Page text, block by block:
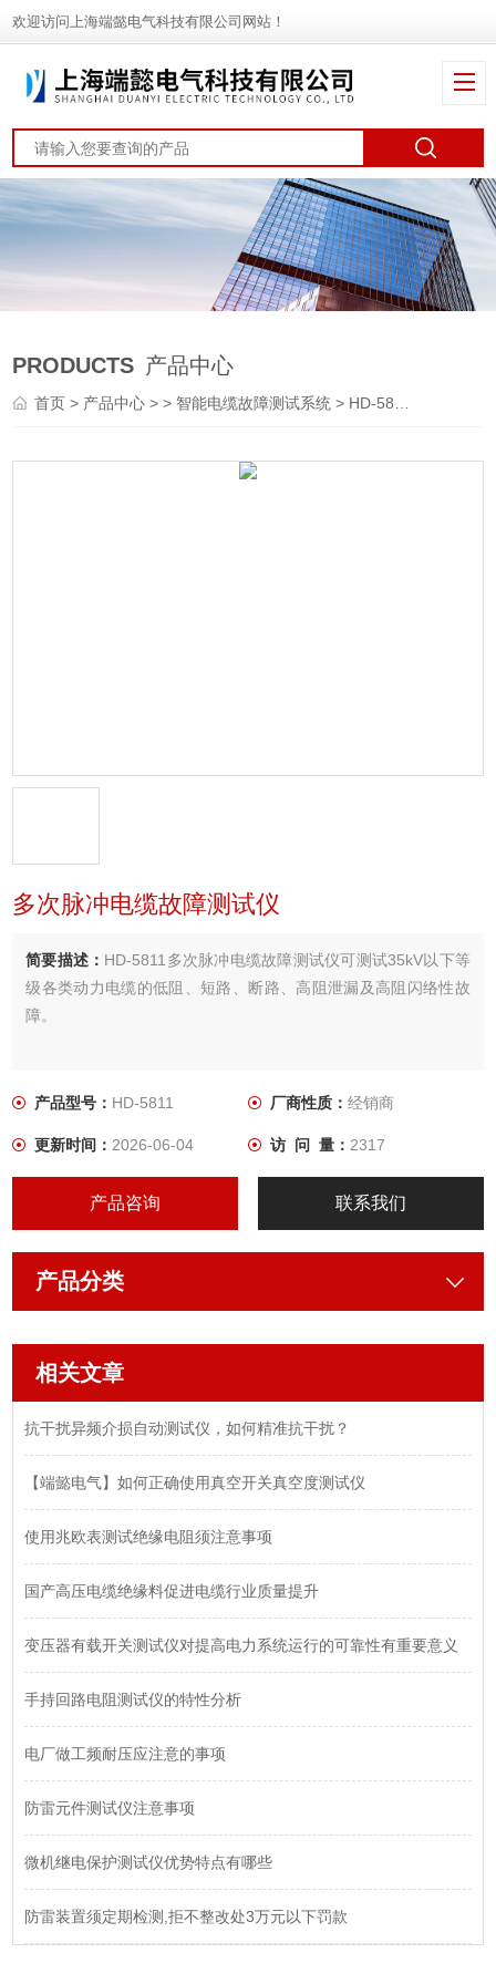
欢迎访问上海端懿电气科技有限公司网站！
PRODUCTS 产品中心
首页> 产品中心 > > 智能电缆故障测试系统 > HD-5811多次脉冲电缆故障测试仪
多次脉冲电缆故障测试仪
简要描述： HD-5811多次脉冲电缆故障测试仪可测试35kV以下等
级各类动力电缆的低阻、短路、断路、高阻泄漏及高阻闪络性故
障。
产品型号： HD-5811 厂商性质： 经销商
更新时间：2026-06-04 访 问 量： 2317
产品咨询 联系我们
产品分类
相关文章
抗干扰异频介损自动测试仪，如何精准抗干扰？
【端懿电气】如何正确使用真空开关真空度测试仪
使用兆欧表测试绝缘电阻须注意事项
国产高压电缆绝缘料促进电缆行业质量提升
变压器有载开关测试仪对提高电力系统运行的可靠性有重要意义
手持回路电阻测试仪的特性分析
电厂做工频耐压应注意的事项
防雷元件测试仪注意事项
微机继电保护测试仪优势特点有哪些
防雷装置须定期检测,拒不整改处3万元以下罚款